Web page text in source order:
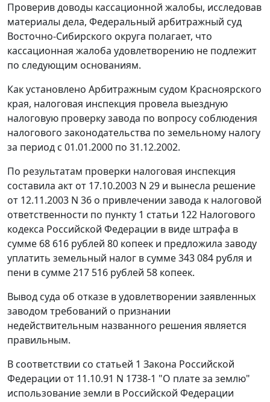
Проверив доводы кассационной жалобы, исследовав
материалы дела, Федеральный арбитражный суд
Восточно-Сибирского округа полагает, что
кассационная жалоба удовлетворению не подлежит
по следующим основаниям.
Как установлено Арбитражным судом Красноярского
края, налоговая инспекция провела выездную
налоговую проверку завода по вопросу соблюдения
налогового законодательства по земельному налогу
за период с 01.01.2000 по 31.12.2002.
По результатам проверки налоговая инспекция
составила акт от 17.10.2003 N 29 и вынесла решение
от 12.11.2003 N 36 о привлечении завода к налоговой
ответственности по пункту 1 статьи 122 Налогового
кодекса Российской Федерации в виде штрафа в
сумме 68 616 рублей 80 копеек и предложила заводу
уплатить земельный налог в сумме 343 084 рубля и
пени в сумме 217 516 рублей 58 копеек.
Вывод суда об отказе в удовлетворении заявленных
заводом требований о признании
недействительным названного решения является
правильным.
В соответствии со статьей 1 Закона Российской
Федерации от 11.10.91 N 1738-1 "О плате за землю"
использование земли в Российской Федерации